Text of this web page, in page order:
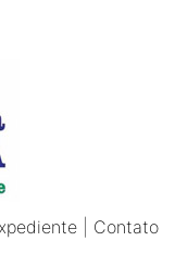
Contato